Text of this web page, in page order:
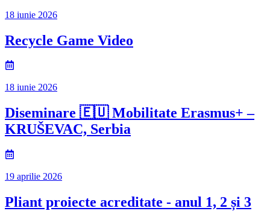
18 iunie 2026
Recycle Game Video
18 iunie 2026
Diseminare 🇪🇺 Mobilitate Erasmus+ –
KRUŠEVAC, Serbia
19 aprilie 2026
Pliant proiecte acreditate - anul 1, 2 și 3